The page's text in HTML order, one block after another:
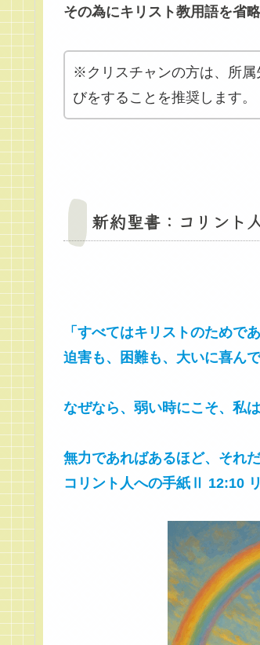
その為にキリスト教用語を省
※クリスチャンの方は、所属
びをすることを推奨します。
新約聖書：コリン
「すべてはキリストのためで
迫害も、困難も、大いに喜んで
なぜなら、弱い時にこそ、私
無力であればあるほど、それ
コリント人への手紙Ⅱ 12:10